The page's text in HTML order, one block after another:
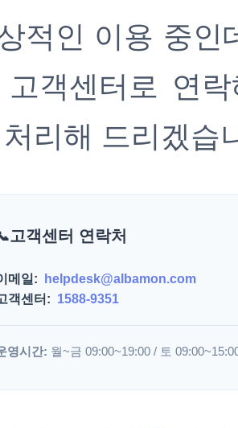
적인 이용 중인
고객센터로 연
리해 드리겠습
고객센터 연락처
메일:
helpdesk@albamon.com
객센터: 1588-9351
영시간: 월~금 09:00~19:00 / 토